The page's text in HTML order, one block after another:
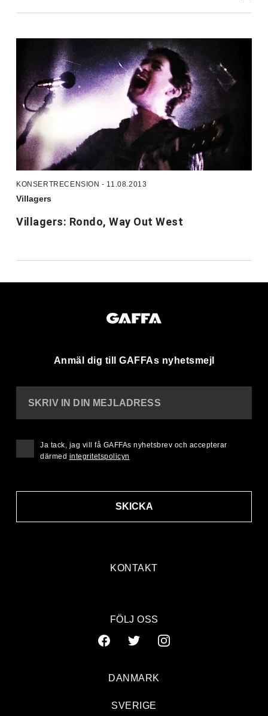
KONSERTRECENSION - 11.08.2013
Villagers
Villagers: Rondo, Way Out West
Anmäl dig till GAFFAs nyhetsmejl
KONTAKT
SKRIV IN DIN MEJLADRESS
SKICKA
Ja tack, jag vill få GAFFAs nyhetsbrev och accepterar
därmed integritetspolicyn
FÖLJ OSS
DANMARK
SVERIGE